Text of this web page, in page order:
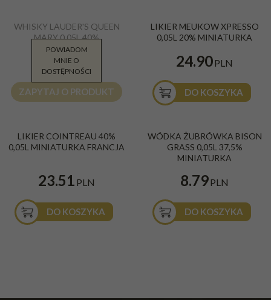
WHISKY LAUDER'S QUEEN
MARY 0,05L 40%
12.00PLN
ZAPYTAJ O PRODUKT
POWIADOM
MNIE O
DOSTĘPNOŚCI
LIKIER MEUKOW XPRESSO
0,05L 20% MINIATURKA
24.90PLN
DO KOSZYKA
LIKIER COINTREAU 40%
0,05L MINIATURKA FRANCJA
23.51 PLN
DO KOSZYKA
WÓDKA ŻUBRÓWKA BISON
GRASS 0,05L 37,5%
MINIATURKA
8.79PLN
DO KOSZYKA